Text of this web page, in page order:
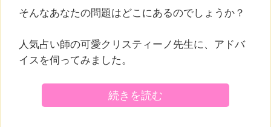
そんなあなたの問題はどこにあるのでしょうか？
人気占い師の可愛クリスティーノ先生に、アドバ
イスを伺ってみました。
続きを読む